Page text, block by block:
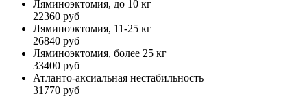
Ляминоэктомия, до 10 кг
22360 руб
Ляминоэктомия, 11-25 кг
26840 руб
Ляминоэктомия, более 25 кг
33400 руб
Атланто-аксиальная нестабильность
31770 руб